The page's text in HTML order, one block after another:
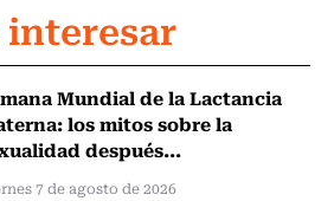
interesar
Mundial de la Lactancia
los mitos sobre la
después...
7 de agosto de 2026